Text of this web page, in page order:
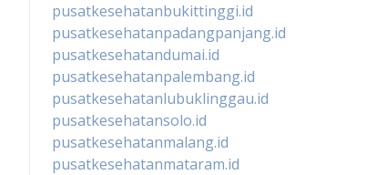
pusatkesehatanbukittinggi.id
pusatkesehatanpadangpanjang.id
pusatkesehatandumai.id
pusatkesehatanpalembang.id
pusatkesehatanlubuklinggau.id
pusatkesehatansolo.id
pusatkesehatanmalang.id
pusatkesehatanmataram.id